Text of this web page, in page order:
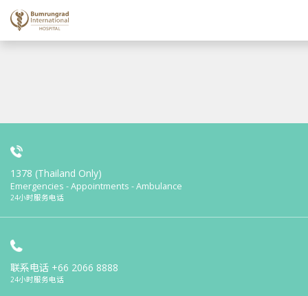
1378 (Thailand Only)
Emergencies - Appointments - Ambulance
24小时服务电话
联系电话 +66 2066 8888
24小时服务电话